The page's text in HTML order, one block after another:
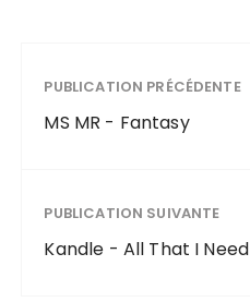
PUBLICATION PRÉCÉDENTE
MS MR - Fantasy
PUBLICATION SUIVANTE
Kandle - All That I Need